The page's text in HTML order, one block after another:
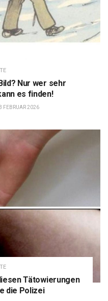
Nur wer sehr
es finden!
FEBRUAR 2026
Tätowierungen
die Polizei